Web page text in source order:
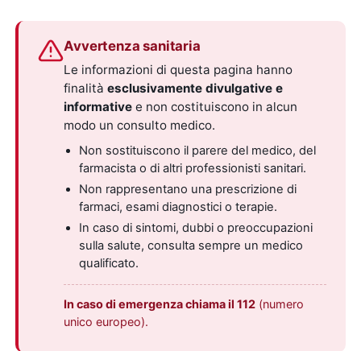
Avvertenza sanitaria
Le informazioni di questa pagina hanno
finalitàesclusivamente divulgative e
informative e non costituiscono in alcun
modo un consulto medico.
Non sostituiscono il parere del medico, del
farmacista o di altri professionisti sanitari.
Non rappresentano una prescrizione di
farmaci, esami diagnostici o terapie.
In caso di sintomi, dubbi o preoccupazioni
sulla salute, consulta sempre un medico
qualificato.
In caso di emergenza chiama il 112 (numero
unico europeo).